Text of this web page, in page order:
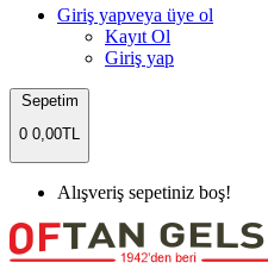
Giriş yapveya üye ol
Kayıt Ol
Giriş yap
Sepetim
0 0,00TL
Alışveriş sepetiniz boş!